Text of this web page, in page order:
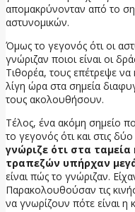
απομακρύνονταν από το
αστυνομικών.
Όμως το γεγονός ότι οι
γνώριζαν ποιοι είναι οι
Τιθορέα, τους επέτρεψε
λίγη ώρα στα σημεία
τους ακολουθήσουν.
Τέλος, ένα ακόμη σημείο
το γεγονός ότι και στις δύο
γνώριζε ότι στα
τραπεζών υπήρχαν
είναι πώς το γνώριζαν.
Παρακολουθούσαν τις
να γνωρίζουν πότε είναι